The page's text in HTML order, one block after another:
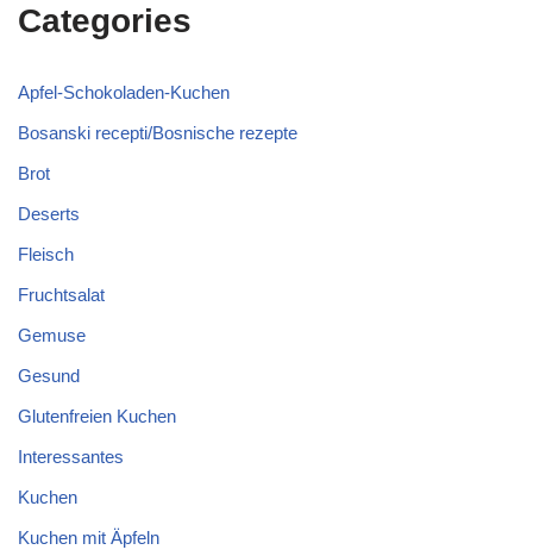
Categories
Apfel-Schokoladen-Kuchen
Bosanski recepti/Bosnische rezepte
Brot
Deserts
Fleisch
Fruchtsalat
Gemuse
Gesund
Glutenfreien Kuchen
Interessantes
Kuchen
Kuchen mit Äpfeln